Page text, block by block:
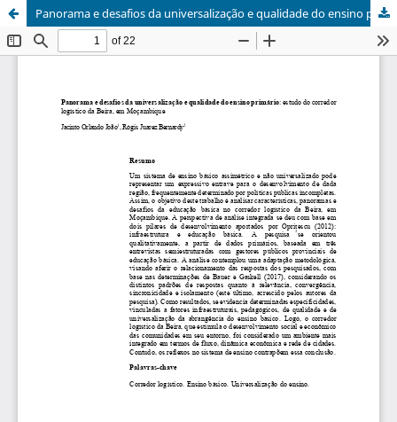
Panorama e desafios da universalização e qualidade do ensino primário